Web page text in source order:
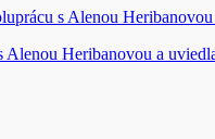
Alenou Heribanovou a